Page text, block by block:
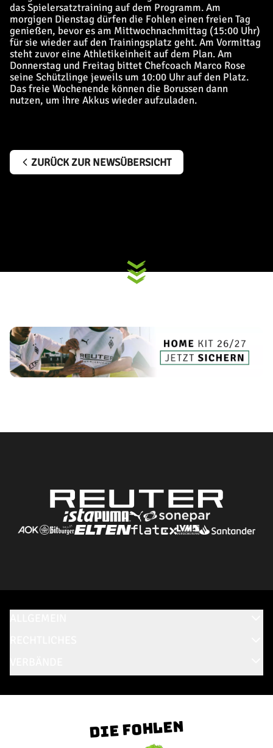
das Spielersatztraining auf dem Programm. Am
morgigen Dienstag dürfen die Fohlen einen freien Tag
genießen, bevor es am Mittwochnachmittag (15:00 Uhr)
für sie wieder auf den Trainingsplatz geht. Am Vormittag
steht zuvor eine Athletikeinheit auf dem Plan. Am
Donnerstag und Freitag bittet Chefcoach Marco Rose
seine Schützlinge jeweils um 10:00 Uhr auf den Platz.
Das freie Wochenende können die Borussen dann
nutzen, um ihre Akkus wieder aufzuladen.
ZURÜCK ZUR NEWSÜBERSICHT
Die Fohlen